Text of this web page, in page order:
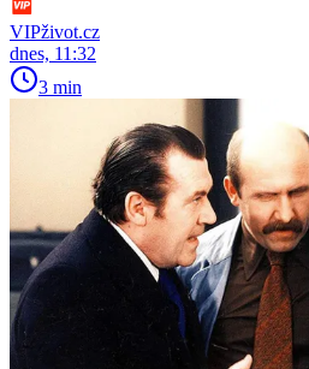
VIPživot.cz
dnes, 11:32
3 min